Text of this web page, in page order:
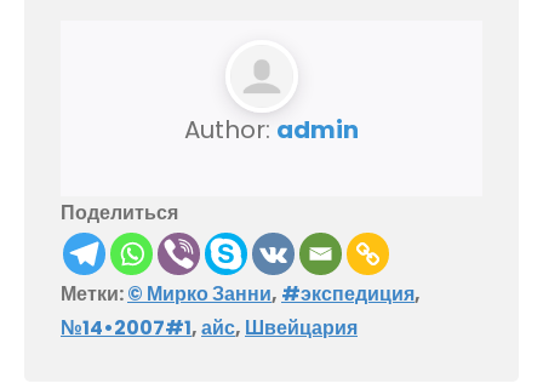
Author: admin
Поделиться
Метки:© Мирко Занни, #экспедиция,
№14•2007#1,айс, Швейцария